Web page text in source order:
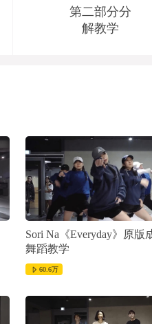
第二部分分
解教学
Sori Na《Everyday》原版
舞蹈教学
60.6万